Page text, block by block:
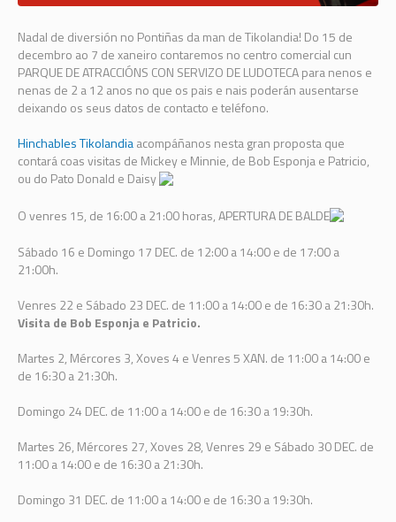
Nadal de diversión no Pontiñas da man de Tikolandia! Do 15 de
decembro ao 7 de xaneiro contaremos no centro comercial cun
PARQUE DE ATRACCIÓNS CON SERVIZO DE LUDOTECA para nenos e
nenas de 2 a 12 anos no que os pais e nais poderán ausentarse
deixando os seus datos de contacto e teléfono.
Hinchables Tikolandiaacompáñanos nesta gran proposta que
contará coas visitas de Mickey e Minnie, de Bob Esponja e Patricio,
ou do Pato Donald e Daisy
O venres 15, de 16:00 a 21:00 horas, APERTURA DE BALDE
Sábado 16 e Domingo 17 DEC. de 12:00 a 14:00 e de 17:00 a
21:00h.
Venres 22 e Sábado 23 DEC. de 11:00 a 14:00 e de 16:30 a 21:30h.
Visita de Bob Esponja e Patricio.
Martes 2, Mércores 3, Xoves 4 e Venres 5 XAN. de 11:00 a 14:00 e
de 16:30 a 21:30h.
Domingo 24 DEC. de 11:00 a 14:00 e de 16:30 a 19:30h.
Martes 26, Mércores 27, Xoves 28, Venres 29 e Sábado 30 DEC. de
11:00 a 14:00 e de 16:30 a 21:30h.
Domingo 31 DEC. de 11:00 a 14:00 e de 16:30 a 19:30h.